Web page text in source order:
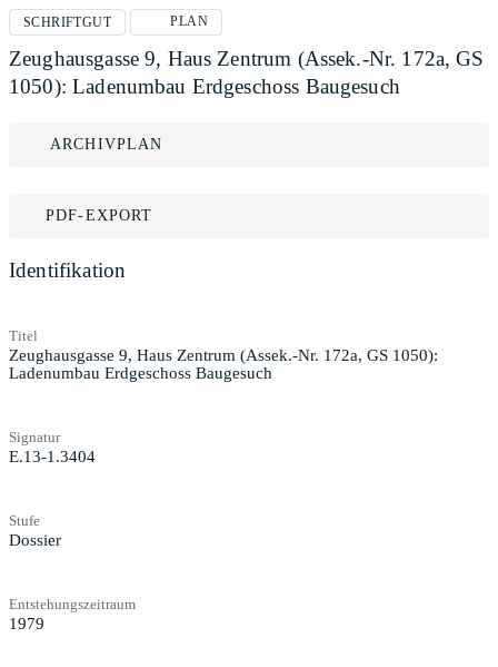
SCHRIFTGUT PLAN
Zeughausgasse 9, Haus Zentrum (Assek.-Nr. 172a, GS
1050): Ladenumbau Erdgeschoss Baugesuch
ARCHIVPLAN
PDF-EXPORT
Identifikation
Titel
Zeughausgasse 9, Haus Zentrum (Assek.-Nr. 172a, GS 1050):
Ladenumbau Erdgeschoss Baugesuch
Signatur
E.13-1.3404
Stufe
Dossier
Entstehungszeitraum
1979